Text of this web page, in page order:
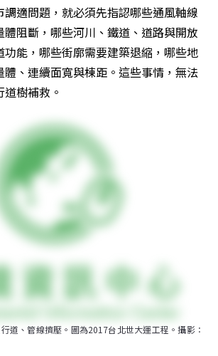
適問題，就必須先指認哪些通風軸線
阻斷，哪些河川、鐵道、道路與開放
功能，哪些街廓需要建築退縮，哪些地
體、連續面寬與棟距。這些事情，無法
樹補救。
道、管線擠壓。圖為2017台北世大運工程。攝影：